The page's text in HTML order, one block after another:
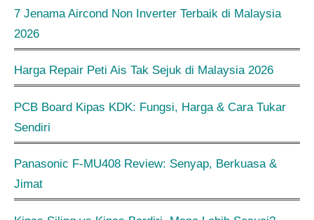
7 Jenama Aircond Non Inverter Terbaik di Malaysia
2026
Harga Repair Peti Ais Tak Sejuk di Malaysia 2026
PCB Board Kipas KDK: Fungsi, Harga & Cara Tukar
Sendiri
Panasonic F-MU408 Review: Senyap, Berkuasa &
Jimat